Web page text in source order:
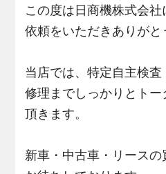
この度は日商機株式会
依頼をいただきありがと
当店では、特定自主検
修理までしっかりとトー
頂きます。
新車・中古車・リースの